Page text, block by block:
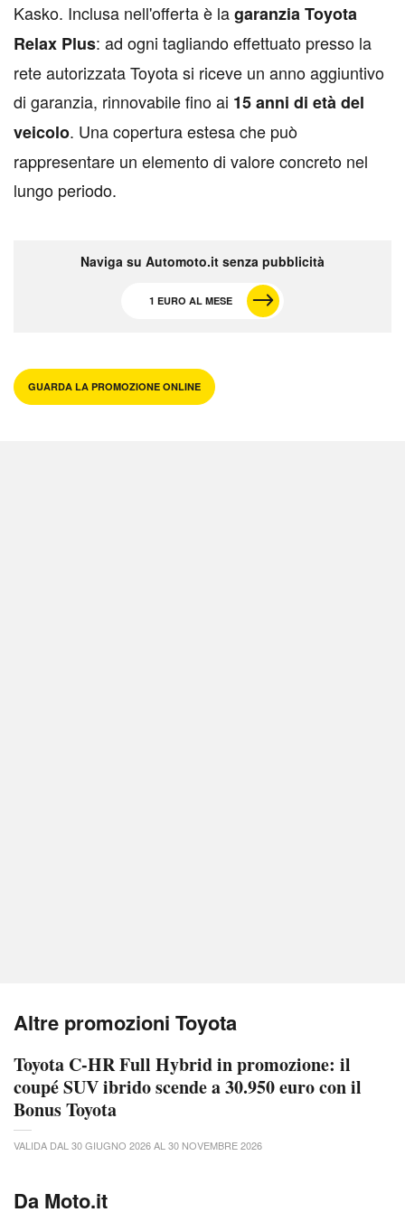
Kasko. Inclusa nell'offerta è lagaranzia Toyota
Relax Plus: ad ogni tagliando effettuato presso la
rete autorizzata Toyota si riceve un anno aggiuntivo
di garanzia, rinnovabile fino ai 15 anni di età del
veicolo. Una copertura estesa che può
rappresentare un elemento di valore concreto nel
lungo periodo.
Naviga su Automoto.it senza pubblicità
1 EURO AL MESE
GUARDA LA PROMOZIONE ONLINE
Altre promozioni Toyota
Toyota C-HR Full Hybrid in promozione: il
coupé SUV ibrido scende a 30.950 euro con il
Bonus Toyota
VALIDA DAL 30 GIUGNO 2026 AL 30 NOVEMBRE 2026
Da Moto.it